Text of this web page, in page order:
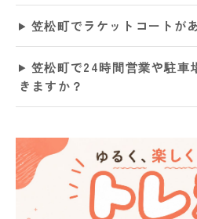
笠松町でラケットコートが
笠松町で24時間営業や駐車
きますか？